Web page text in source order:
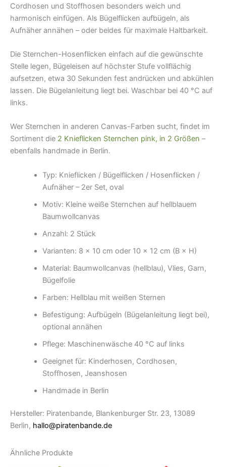
Cordhosen und Stoffhosen besonders weich und
harmonisch einfügen. Als Bügelflicken aufbügeln, als
Aufnäher annähen – oder beides für maximale Haltbarkeit.
Die Sternchen-Hosenflicken einfach auf die gewünschte
Stelle legen, Bügeleisen auf höchster Stufe vollflächig
aufsetzen, etwa 30 Sekunden fest andrücken und abkühlen
lassen. Die Bügelanleitung liegt bei. Waschbar bei 40 °C auf
links.
Wer Sternchen in anderen Canvas-Farben sucht, findet im
Sortiment die 2 Knieflicken Sternchen pink, in 2 Größen –
ebenfalls handmade in Berlin.
Typ: Knieflicken / Bügelflicken / Hosenflicken /
Aufnäher – 2er Set, oval
Motiv: Kleine weiße Sternchen auf hellblauem
Baumwollcanvas
Anzahl: 2 Stück
Varianten: 8 × 10 cm oder 10 × 12 cm (B × H)
Material: Baumwollcanvas (hellblau), Vlies, Garn,
Bügelfolie
Farben: Hellblau mit weißen Sternen
Befestigung: Aufbügeln (Bügelanleitung liegt bei),
optional annähen
Pflege: Maschinenwäsche 40 °C auf links
Geeignet für: Kinderhosen, Cordhosen,
Stoffhosen, Jeanshosen
Handmade in Berlin
Hersteller: Piratenbande, Blankenburger Str. 23, 13089
Berlin, hallo@piratenbande.de
Ähnliche Produkte